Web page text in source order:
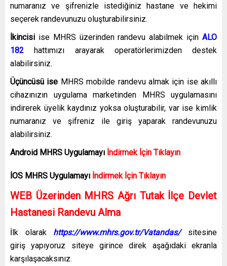
numaranız ve şifrenizle istediğiniz hastane ve hekimi
seçerek randevunuzu oluşturabilirsiniz.
İkincisi ise MHRS üzerinden randevu alabilmek için ALO
182 hattımızı arayarak operatörlerimizden destek
alabilirsiniz.
Üçüncüsü ise MHRS mobilde randevu almak için ise akıllı
cihazınızın uygulama marketinden MHRS uygulamasını
indirerek üyelik kaydınız yoksa oluşturabilir, var ise kimlik
numaranız ve şifreniz ile giriş yaparak randevunuzu
alabilirsiniz.
Android MHRS Uygulamayı İndirmek İçin Tıklayın
İOS MHRS Uygulamayı İndirmek İçin Tıklayın
WEB Üzerinden MHRS Ağrı Tutak İlçe Devlet
Hastanesi Randevu Alma
İlk olarak https://www.mhrs.gov.tr/Vatandas/ sitesine
giriş yapıyoruz siteye girince direk aşağıdaki ekranla
karşılaşacaksınız.